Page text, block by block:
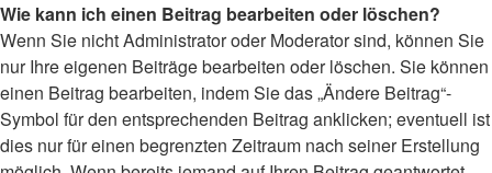
Wie kann ich einen Beitrag bearbeiten oder löschen?
Wenn Sie nicht Administrator oder Moderator sind, können Sie
nur Ihre eigenen Beiträge bearbeiten oder löschen. Sie können
einen Beitrag bearbeiten, indem Sie das „Ändere Beitrag“-
Symbol für den entsprechenden Beitrag anklicken; eventuell ist
dies nur für einen begrenzten Zeitraum nach seiner Erstellung